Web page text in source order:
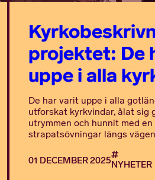
projektet: De
uppe i alla
De har varit uppe i alla
utforskat kyrkvindar, ålat sig
utrymmen och hunnit med en
strapatsövningar längs
01 DECEMBER 2025 NYHETER